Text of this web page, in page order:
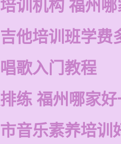
训机构 福州
他培训班学费
歌入门教程
练 福州哪家
音乐素养培训